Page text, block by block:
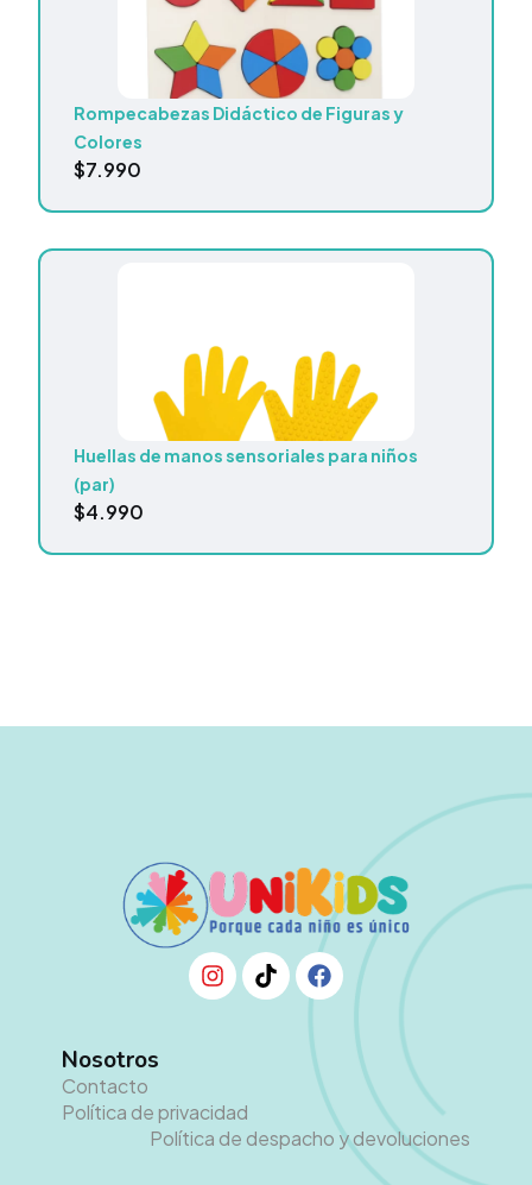
Rompecabezas Didáctico de Figuras y
Colores
$7.990
Huellas de manos sensoriales para niños
(par)
$4.990
Nosotros
Contacto
Política de privacidad
Política de despacho y devoluciones